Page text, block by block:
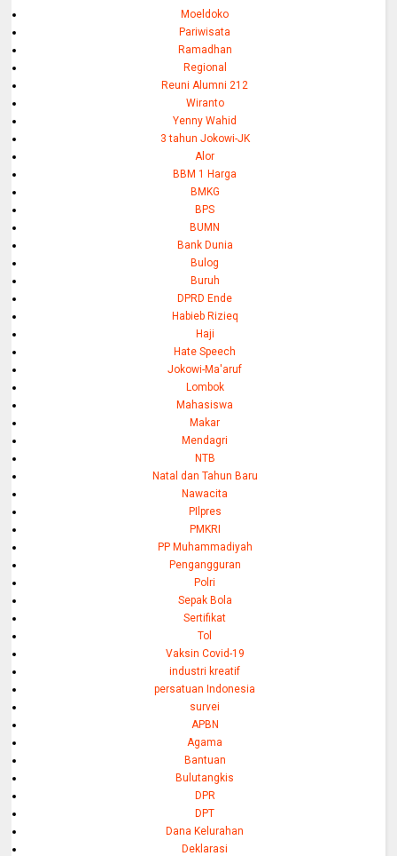
Moeldoko
Pariwisata
Ramadhan
Regional
Reuni Alumni 212
Wiranto
Yenny Wahid
3 tahun Jokowi-JK
Alor
BBM 1 Harga
BMKG
BPS
BUMN
Bank Dunia
Bulog
Buruh
DPRD Ende
Habieb Rizieq
Haji
Hate Speech
Jokowi-Ma'aruf
Lombok
Mahasiswa
Makar
Mendagri
NTB
Natal dan Tahun Baru
Nawacita
PIlpres
PMKRI
PP Muhammadiyah
Pengangguran
Polri
Sepak Bola
Sertifikat
Tol
Vaksin Covid-19
industri kreatif
persatuan Indonesia
survei
APBN
Agama
Bantuan
Bulutangkis
DPR
DPT
Dana Kelurahan
Deklarasi